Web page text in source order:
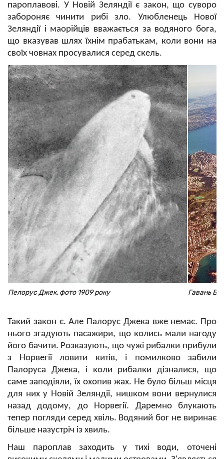
пароплавові. У Новій Зеляндії є закон, що суворо
забороняє чинити рибі зло. Улюбленець Нової
Зеляндії і маорійців вважається за водяного бога,
що вказував шлях їхнім прабатькам, коли вони на
своїх човнах просувалися серед скель.
Пелорус Джек, фото 1909 року Гавань
Такий закон є. Але Палорус Джека вже немає. Про
нього згадують пасажири, що колись мали нагоду
його бачити. Розказують, що чужі рибалки прибули
з Норвегії ловити китів, і помилково забили
Палоруса Джека, i коли рибалки дізналися, що
саме заподіяли, їх охопив жах. Не було більш місця
для них у Новій Зеляндії, нишком вони вернулися
назад додому, до Норвегiї. Даремно блукають
тепер погляди серед хвiль. Водяний бог не виринає
більше назустріч із хвиль.
Наш пароплав заходить у тихі води, оточені